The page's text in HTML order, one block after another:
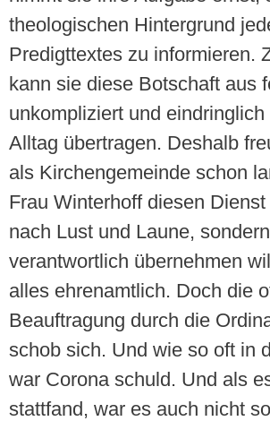
theologischen Hintergrund
Predigttextes zu informieren.
kann sie diese Botschaft aus
unkompliziert und eindringlich
Alltag übertragen. Deshalb
als Kirchengemeinde schon
Frau Winterhoff diesen
nach Lust und Laune, sondern
verantwortlich übernehmen
alles ehrenamtlich. Doch die
Beauftragung durch die
schob sich. Und wie so oft in
war Corona schuld. Und als
stattfand, war es auch nicht